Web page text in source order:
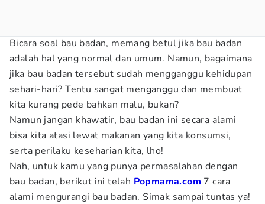
Bicara soal bau badan, memang betul jika bau badan
adalah hal yang normal dan umum. Namun, bagaimana
jika bau badan tersebut sudah mengganggu kehidupan
sehari-hari? Tentu sangat menganggu dan membuat
kita kurang pede bahkan malu, bukan?
Namun jangan khawatir, bau badan ini secara alami
bisa kita atasi lewat makanan yang kita konsumsi,
serta perilaku keseharian kita, lho!
Nah, untuk kamu yang punya permasalahan dengan
bau badan, berikut ini telah Popmama.com 7 cara
alami mengurangi bau badan. Simak sampai tuntas ya!